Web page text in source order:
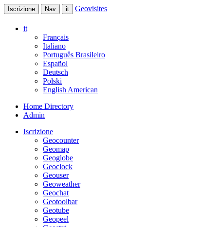
Iscrizione Nav it Geovisites
it
Français
Italiano
Português Brasileiro
Español
Deutsch
Polski
English American
Home Directory
Admin
Iscrizione
Geocounter
Geomap
Geoglobe
Geoclock
Geouser
Geoweather
Geochat
Geotoolbar
Geotube
Geopeel